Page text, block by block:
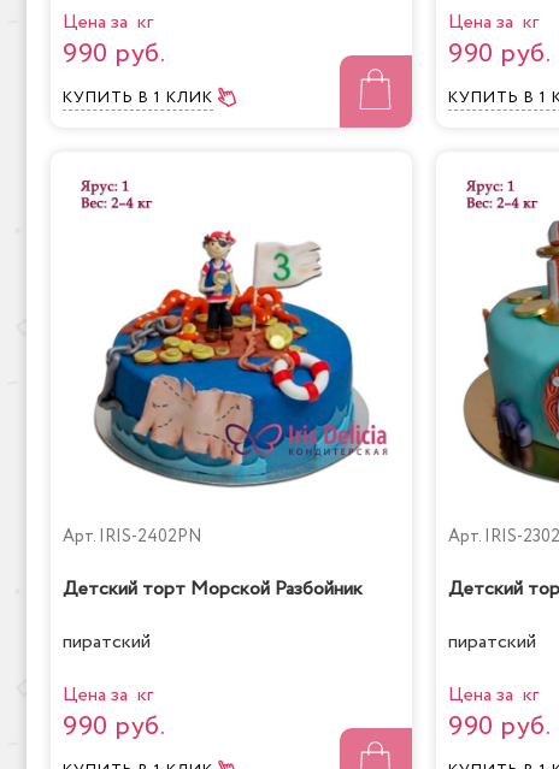
Цена за кг
990 руб.
КУПИТЬ В 1 КЛИК
Цена за кг
990 руб.
КУПИТЬ В 1
Арт. IRIS-2402PN
Детский торт Морской Разбойник
пиратский
Цена за кг
990 руб.
Арт. IRIS-
Детский
пиратский
Цена за кг
990 руб.